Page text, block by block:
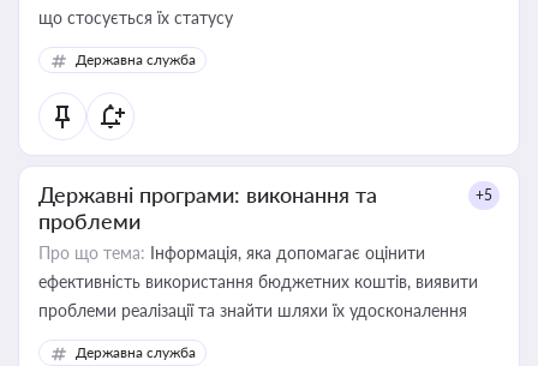
що стосується їх статусу
Державна служба
Державні програми: виконання та
проблеми
+5
Про що тема: Інформація, яка допомагає оцінити
ефективність використання бюджетних коштів, виявити
проблеми реалізації та знайти шляхи їх удосконалення
Державна служба